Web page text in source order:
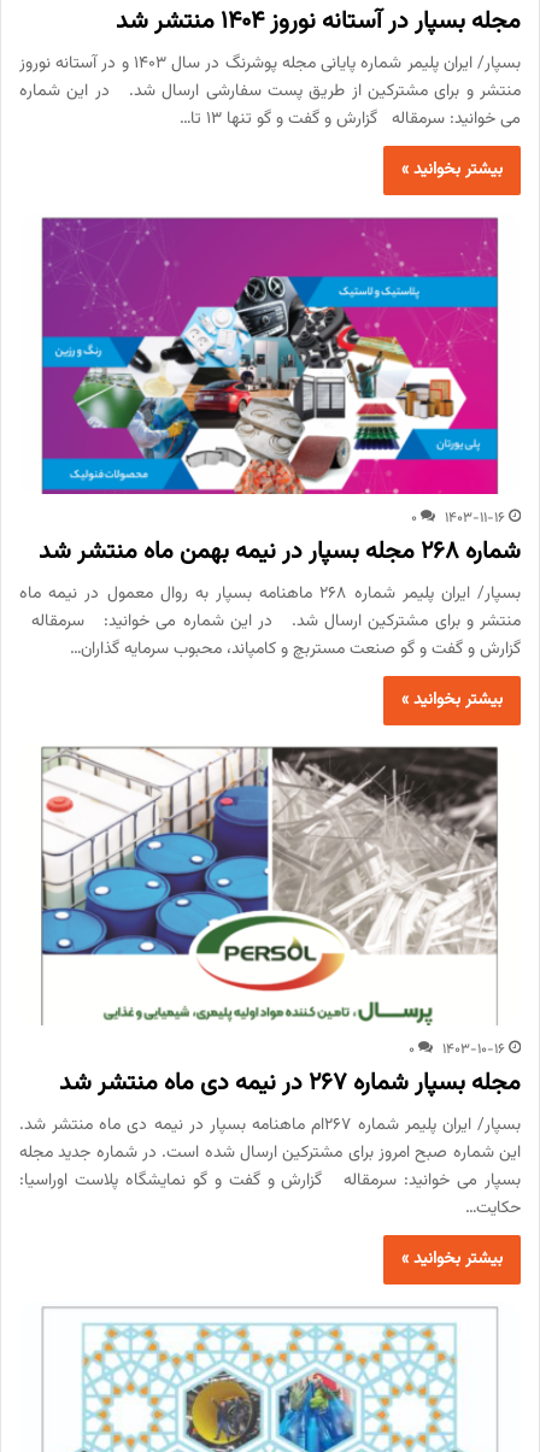
مجله بسپار در آستانه نوروز 1404 منتشر شد
بسپار/ ایران پلیمر شماره پایانی مجله پوشرنگ در سال 1403 و در آستانه نوروز
منتشر و برای مشترکین از طریق پست سفارشی ارسال شد. در این شماره
می خوانید: سرمقاله گزارش و گفت و گو تنها 13 تا…
بیشتر بخوانید »
1403-11-16
0
شماره 268 مجله بسپار در نیمه بهمن ماه منتشر شد
بسپار/ ایران پلیمر شماره 268 ماهنامه بسپار به روال معمول در نیمه ماه
منتشر و برای مشترکین ارسال شد. در این شماره می خوانید: سرمقاله
گزارش و گفت و گو صنعت مستربچ و کامپاند، محبوب سرمایه گذاران…
بیشتر بخوانید »
1403-10-16
0
مجله بسپار شماره 267 در نیمه دی ماه منتشر شد
بسپار/ ایران پلیمر شماره 267ام ماهنامه بسپار در نیمه دی ماه منتشر شد.
این شماره صبح امروز برای مشترکین ارسال شده است. در شماره جدید مجله
بسپار می خوانید: سرمقاله گزارش و گفت و گو نمایشگاه پلاست اوراسیا:
حکایت…
بیشتر بخوانید »